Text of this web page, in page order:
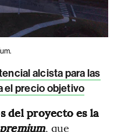
alcista para las
el precio objetivo
del proyecto es la
premium, que